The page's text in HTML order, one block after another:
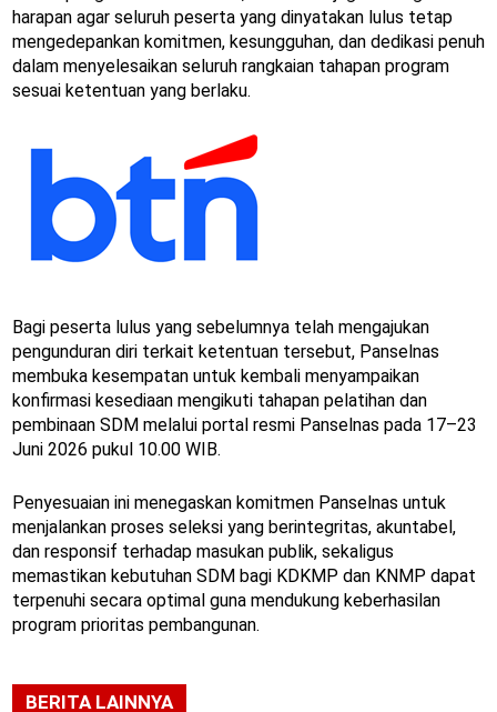
harapan agar seluruh peserta yang dinyatakan lulus tetap
mengedepankan komitmen, kesungguhan, dan dedikasi penuh
dalam menyelesaikan seluruh rangkaian tahapan program
sesuai ketentuan yang berlaku.
Bagi peserta lulus yang sebelumnya telah mengajukan
pengunduran diri terkait ketentuan tersebut, Panselnas
membuka kesempatan untuk kembali menyampaikan
konfirmasi kesediaan mengikuti tahapan pelatihan dan
pembinaan SDM melalui portal resmi Panselnas pada 17–23
Juni 2026 pukul 10.00 WIB.
Penyesuaian ini menegaskan komitmen Panselnas untuk
menjalankan proses seleksi yang berintegritas, akuntabel,
dan responsif terhadap masukan publik, sekaligus
memastikan kebutuhan SDM bagi KDKMP dan KNMP dapat
terpenuhi secara optimal guna mendukung keberhasilan
program prioritas pembangunan.
BERITA LAINNYA